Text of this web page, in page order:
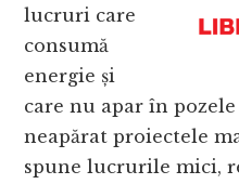
lucruri care
consumă
energie și
care nu apar în
neapărat proiectele
spune lucrurile mici,